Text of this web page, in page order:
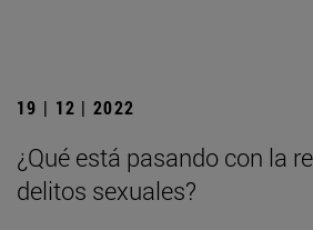
19 | 12 | 2022
¿Qué está pasando con la
delitos sexuales?